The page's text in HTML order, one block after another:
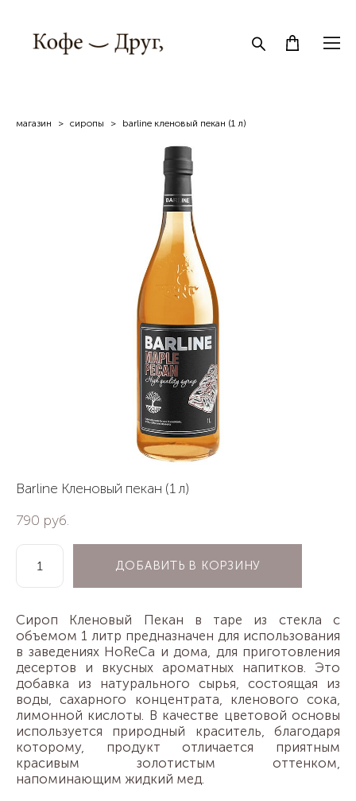
магазин > сиропы > barline кленовый пекан (1 л)
Barline Кленовый пекан (1 л)
790 pуб.
ДОБАВИТЬ В КОРЗИНУ
Сироп Кленовый Пекан в таре из стекла с
объемом 1 литр предназначен для использования
в заведениях HoReCa и дома, для приготовления
десертов и вкусных ароматных напитков. Это
добавка из натурального сырья, состоящая из
воды, сахарного концентрата, кленового сока,
лимонной кислоты. В качестве цветовой основы
используется природный краситель, благодаря
которому, продукт отличается приятным
красивым золотистым оттенком,
напоминающим жидкий мед.